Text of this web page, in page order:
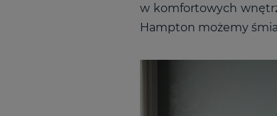
w komfortowych
Hampton możemy